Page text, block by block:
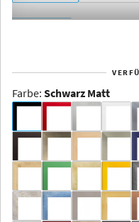
Rahmenloser
Bildhalter
Farbe: Schwarz Matt